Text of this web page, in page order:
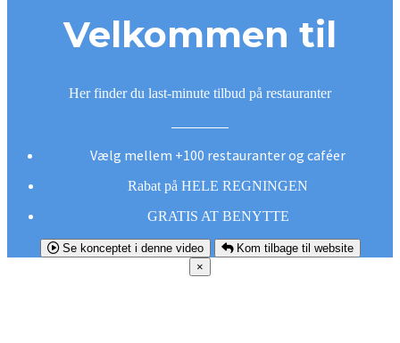
Velkommen til
Her finder du last-minute tilbud på restauranter
Vælg mellem +100 restauranter og caféer
Rabat på HELE REGNINGEN
GRATIS AT BENYTTE
Se konceptet i denne video
Kom tilbage til website
×